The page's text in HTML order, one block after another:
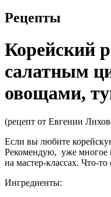
Рецепты
Корейский
салатным
овощами,
(рецепт от Евгении
Если вы любите
Рекомендую, уже многое
на мастер-классах. Что-
Ингредиенты: